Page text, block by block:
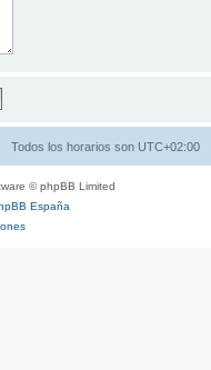
Todos los horarios son UTC+02:00
© phpBB Limited
España